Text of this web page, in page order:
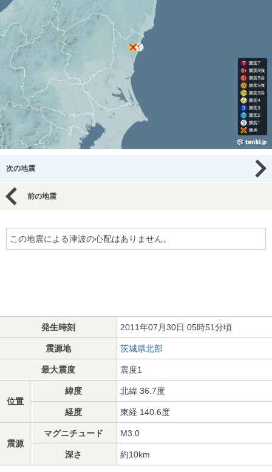
次の地震
前の地震
この地震による津波の心配はありません。
発生時刻 2011年07月30日 05時51分頃
震源地 茨城県北部
最大震度 震度1
位置
緯度 北緯 36.7度
経度 東経 140.6度
震源
マグニチュード M3.0
深さ 約10km